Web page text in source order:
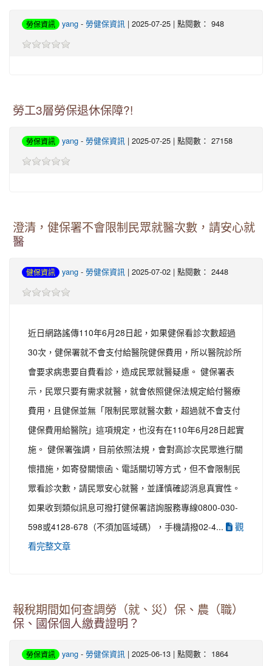
勞保資訊 yang - 勞健保資訊 | 2025-07-25 | 點閱數： 948
勞工3層勞保退休保障?!
勞保資訊 yang - 勞健保資訊 | 2025-07-25 | 點閱數： 27158
澄清，健保署不會限制民眾就醫次數，請安心就
醫
健保資訊 yang - 勞健保資訊 | 2025-07-02 | 點閱數： 2448
近日網路謠傳110年6月28日起，如果健保看診次數超過
30次，健保署就不會支付給醫院健保費用，所以醫院診所
會要求病患要自費看診，造成民眾就醫疑慮。 健保署表
示，民眾只要有需求就醫，就會依照健保法規定給付醫療
費用，且健保並無「限制民眾就醫次數，超過就不會支付
健保費用給醫院」這項規定，也沒有在110年6月28日起實
施。 健保署強調，目前依照法規，會對高診次民眾進行關
懷措施，如寄發關懷函、電話關切等方式，但不會限制民
眾看診次數，請民眾安心就醫，並謹慎確認消息真實性。
如果收到類似訊息可撥打健保署諮詢服務專線0800-030-
598或4128-678（不須加區域碼），手機請撥02-4...
觀
看完整文章
報稅期間如何查調勞（就、災）保、農（職）
保、國保個人繳費證明？
勞保資訊 yang - 勞健保資訊 | 2025-06-13 | 點閱數： 1864